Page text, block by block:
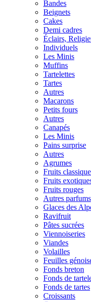
Bandes
Beignets
Cakes
Demi cadres
Éclairs,
Individuels
Les Minis
Muffins
Tartelettes
Tartes
Autres
Macarons
Petits fours
Autres
Canapés
Les Minis
Pains surprise
Autres
Agrumes
Fruits
Fruits
Fruits rouges
Autres parfums
Glaces des
Ravifruit
Pâtes sucrées
Viennoiseries
Viandes
Volailles
Feuilles
Fonds breton
Fonds de
Fonds de tartes
Croissants